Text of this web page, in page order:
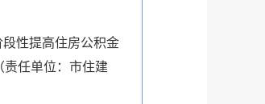
性提高住房公积金
责任单位：市住建